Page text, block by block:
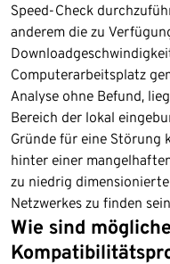
Speed-Check
anderem die zu
Computerarbeitsplatz
Analyse ohne Befund,
Bereich der lokal
Gründe für eine Störung
hinter einer
zu niedrig
Netzwerkes zu finden
Wie sind mögliche